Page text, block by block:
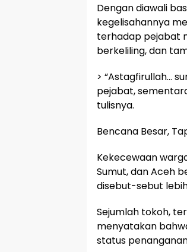
Dengan diawali
kegelisahannya
terhadap pejabat
berkeliling, dan
> “Astagfirullah…
pejabat,
tulisnya.
Bencana Besar,
Kekecewaan
Sumut, dan Aceh
disebut-sebut
Sejumlah tokoh,
menyatakan
status